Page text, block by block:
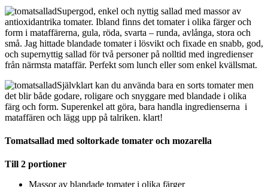
Supergod, enkel och nyttig sallad med massor av
antioxidantrika tomater. Ibland finns det tomater i olika färger och
form i mataffärerna, gula, röda, svarta – runda, avlånga, stora och
små. Jag hittade blandade tomater i lösvikt och fixade en snabb, god,
och supernyttig sallad för två personer på nolltid med ingredienser
från närmsta mataffär. Perfekt som lunch eller som enkel kvällsmat.
Självklart kan du använda bara en sorts tomater men
det blir både godare, roligare och snyggare med blandade i olika
färg och form. Superenkel att göra, bara handla ingredienserna i
mataffären och lägg upp på talriken. klart!
Tomatsallad med soltorkade tomater och mozarella
Till 2 portioner
Massor av blandade tomater i olika färger